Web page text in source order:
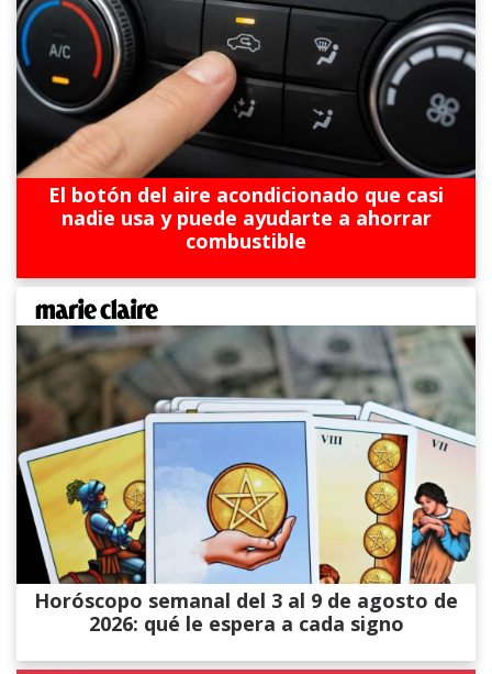
El botón del aire acondicionado que casi
nadie usa y puede ayudarte a ahorrar
combustible
Horóscopo semanal del 3 al 9 de agosto de
2026: qué le espera a cada signo